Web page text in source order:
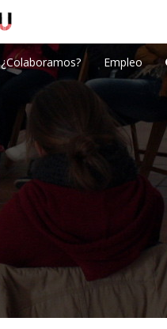
¿Colaboramos? Empleo